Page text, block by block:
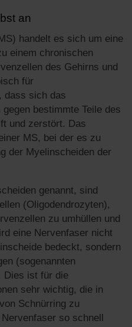
an
handelt es sich um eine
einem chronischen
des Gehirns und
für
dass sich das
bestimmte Teile des
und zerstört. Das
MS, bei der es zu
der Myelinscheiden der
genannt, sind
(Oligodendrozyten),
zu umhüllen und
eine Nervenfaser nicht
bedeckt, sondern
(sogenannten
Dies ist für die
sehr wichtig, die in
Schnürring zu
so schnell